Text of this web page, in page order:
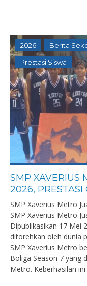
2026 Berita
Prestasi Siswa
SMP XAVERIUS
2026, PRESTASI
SMP Xaverius Metro
SMP Xaverius Metro
Dipublikasikan 17 Mei
ditorehkan oleh dunia
SMP Xaverius Metro
Boliga Season 7 yang
Metro. Keberhasilan